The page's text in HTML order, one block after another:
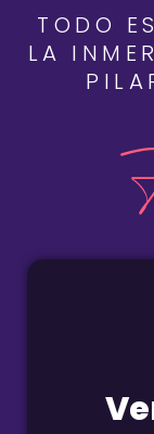
TODO
LA